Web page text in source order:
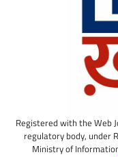
Registered with the Web
regulatory body, under
Ministry of